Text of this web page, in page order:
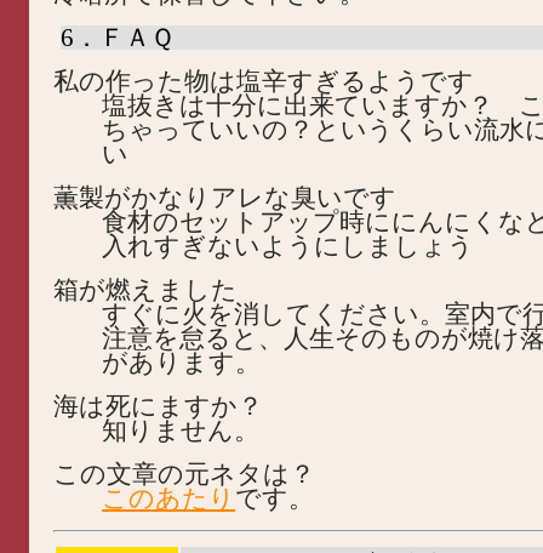
6．ＦＡＱ
私の作った物は塩辛すぎるようです
塩抜きは十分に出来ていますか？
ちゃっていいの？というくらい流水
い
薫製がかなりアレな臭いです
食材のセットアップ時ににんにくな
入れすぎないようにしましょう
箱が燃えました
すぐに火を消してください。室内で
注意を怠ると、人生そのものが焼け
があります。
海は死にますか？
知りません。
この文章の元ネタは？
このあたり です。